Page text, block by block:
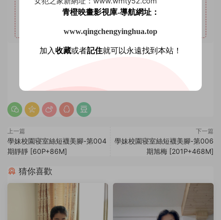
VIP優勢量大管飽。(注意：注冊登陸後在個人中心充值星鑽
上一篇
學妹校園寝室絲短襪美腳-第004
期靜靜 [60P+86M]
下一篇
學妹校園寝室絲短襪美腳-第006
期旭梅 [201P+468M]
猜你喜歡
青橙映畫影視庫-導航網址：
www.qingchengyinghua.top
加入收藏或者記住就可以永遠找到本站！